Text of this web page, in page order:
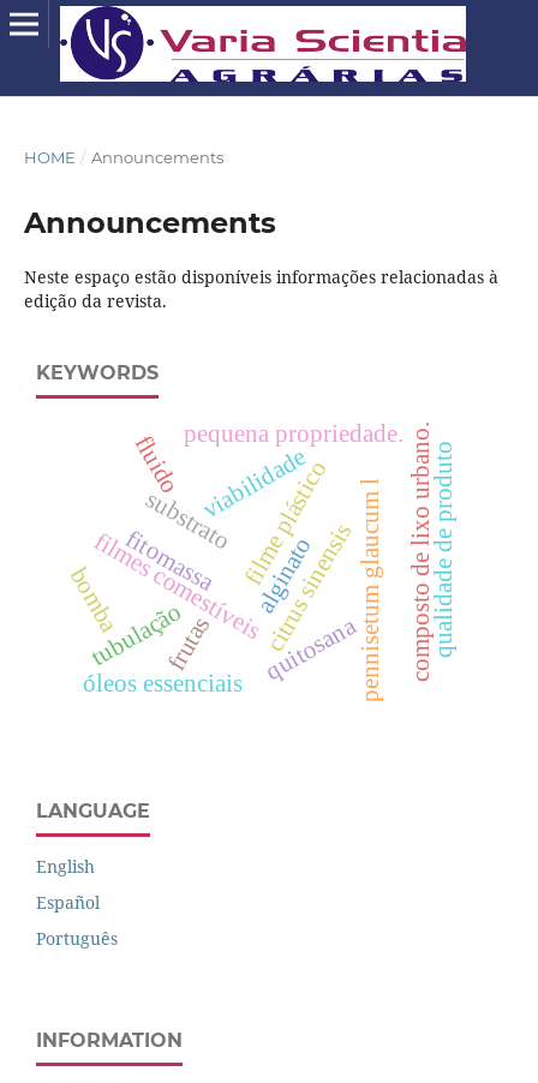
HOME / Announcements
Announcements
Neste espaço estão disponíveis informações relacionadas à
edição da revista.
KEYWORDS
citrus sinensis
filmes comestíveisfilme plástico
viabilidade
frutas
pequena propriedade.
pennisetum glaucum l
fitomassa
substrato composto de lixo urbano.
quitosana
alginato
fluido
tubulação
bomba qualidade de produto
óleos essenciais
LANGUAGE
English
Español
Português
INFORMATION